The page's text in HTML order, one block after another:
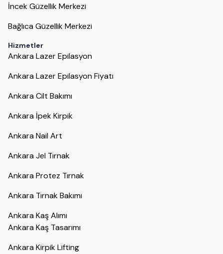
İncek Güzellik Merkezi
Bağlıca Güzellik Merkezi
Hizmetler
Ankara Lazer Epilasyon
Ankara Lazer Epilasyon Fiyatı
Ankara Cilt Bakımı
Ankara İpek Kirpik
Ankara Nail Art
Ankara Jel Tırnak
Ankara Protez Tırnak
Ankara Tırnak Bakımı
Ankara Kaş Alımı
Ankara Kaş Tasarımı
Ankara Kirpik Lifting